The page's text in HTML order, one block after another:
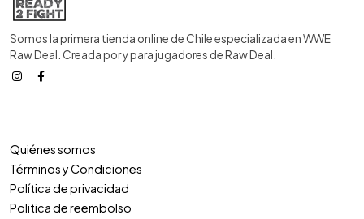
Somos la primera tienda online de Chile especializada en WWE
Raw Deal. Creada por y para jugadores de Raw Deal.
Quiénes somos
Términos y Condiciones
Política de privacidad
Politica de reembolso